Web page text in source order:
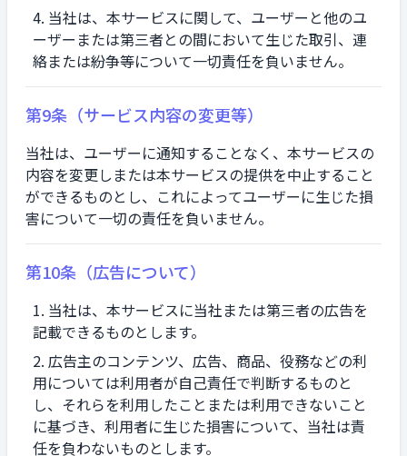
当社は、本サービスに関して、ユーザーと他のユ
ーザーまたは第三者との間において生じた取引、連
絡または紛争等について一切責任を負いません。
第9条（サービス内容の変更等）
当社は、ユーザーに通知することなく、本サービスの
内容を変更しまたは本サービスの提供を中止すること
ができるものとし、これによってユーザーに生じた損
害について一切の責任を負いません。
第10条（広告について）
当社は、本サービスに当社または第三者の広告を
記載できるものとします。
広告主のコンテンツ、広告、商品、役務などの利
用については利用者が自己責任で判断するものと
し、それらを利用したことまたは利用できないこと
に基づき、利用者に生じた損害について、当社は責
任を負わないものとします。